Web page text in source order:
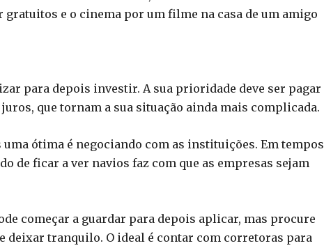
e o cinema por um filme na casa de um amigo
para depois investir. A sua prioridade deve ser pagar
que tornam a sua situação ainda mais complicada.
ótima é negociando com as instituições. Em tempos
de ficar a ver navios faz com que as empresas sejam
começar a guardar para depois aplicar, mas procure
deixar tranquilo. O ideal é contar com corretoras para